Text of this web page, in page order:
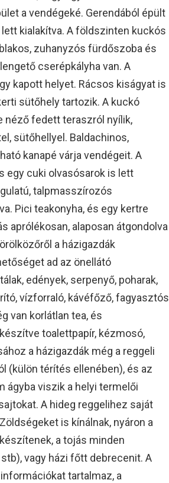
a vendégeké. Gerendából épült
kialakítva. A földszinten kuckós
zuhanyzós fürdőszoba és
cserépkályha van. A
kapott helyet. Rácsos kiságyat is
sütőhely tartozik. A kuckó
néző fedett teraszról nyílik,
sütőhellyel. Baldachinos,
kanapé várja vendégeit. A
egy cuki olvasósarok is lett
talpmasszírozós
Pici teakonyha, és egy kertre
aprólékosan, alaposan átgondolva
a házigazdák
ad az önellátó
edények, serpenyő, poharak,
vízforraló, kávéfőző, fagyasztós
van korlátlan tea, és
toalettpapír, kézmosó,
a házigazdák még a reggeli
(külön térítés ellenében), és az
ágyba viszik a helyi termelői
A hideg reggelihez saját
is kínálnak, nyáron a
a tojás minden
vagy házi főtt debrecenit. A
tartalmaz, a